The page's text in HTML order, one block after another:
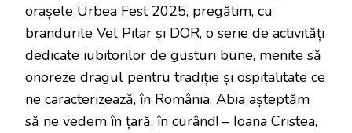
orașele Urbea Fest 2025, pregătim, cu
brandurile Vel Pitar și DOR, o serie de activități
dedicate iubitorilor de gusturi bune, menite să
onoreze dragul pentru tradiție și ospitalitate ce
ne caracterizează, în România. Abia așteptăm
să ne vedem în țară, în curând! – Ioana Cristea,